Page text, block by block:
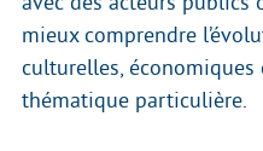
mieux comprendre
culturelles, économiques
thématique particulière.